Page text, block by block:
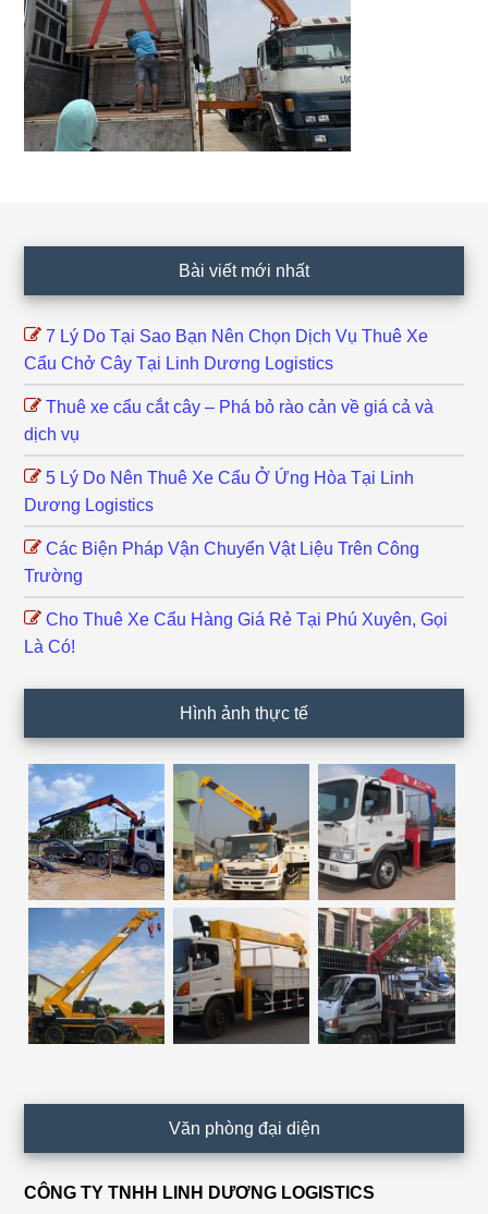
Bài viết mới nhất
7 Lý Do Tại Sao Bạn Nên Chọn Dịch Vụ Thuê Xe
Cẩu Chở Cây Tại Linh Dương Logistics
Thuê xe cẩu cắt cây – Phá bỏ rào cản về giá cả và
dịch vụ
5 Lý Do Nên Thuê Xe Cẩu Ở Ứng Hòa Tại Linh
Dương Logistics
Các Biện Pháp Vận Chuyển Vật Liệu Trên Công
Trường
Cho Thuê Xe Cẩu Hàng Giá Rẻ Tại Phú Xuyên, Gọi
Là Có!
Hình ảnh thực tế
Văn phòng đại diện
CÔNG TY TNHH LINH DƯƠNG LOGISTICS